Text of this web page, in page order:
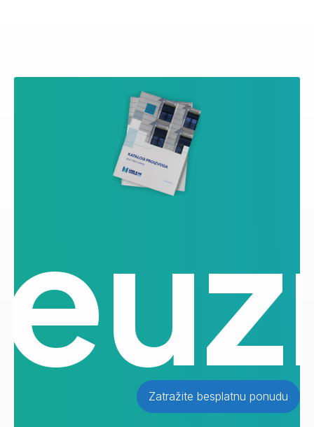
Zatražite besplatnu ponudu